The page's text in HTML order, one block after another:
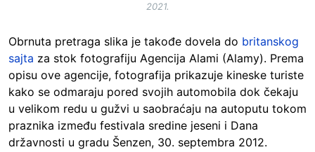
2021.
Obrnuta pretraga slika je takođe dovela do britanskog
sajta za stok fotografiju Agencija Alami (Alamy). Prema
opisu ove agencije, fotografija prikazuje kineske turiste
kako se odmaraju pored svojih automobila dok čekaju
u velikom redu u gužvi u saobraćaju na autoputu tokom
praznika između festivala sredine jeseni i Dana
državnosti u gradu Šenzen, 30. septembra 2012.